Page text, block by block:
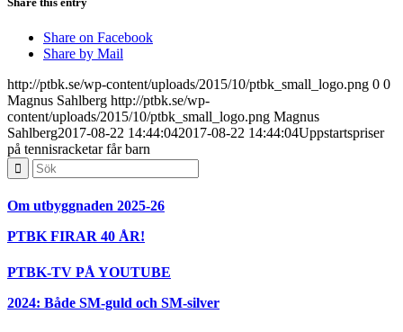
Share on Facebook
Share by Mail
http://ptbk.se/wp-content/uploads/2015/10/ptbk_small_logo.png 0 0
Magnus Sahlberg http://ptbk.se/wp-
content/uploads/2015/10/ptbk_small_logo.png Magnus
Sahlberg2017-08-22 14:44:042017-08-22 14:44:04Uppstartspriser
på tennisracketar får barn
Om utbyggnaden 2025-26
PTBK FIRAR 40 ÅR!
PTBK-TV PÅ YOUTUBE
2024: Både SM-guld och SM-silver